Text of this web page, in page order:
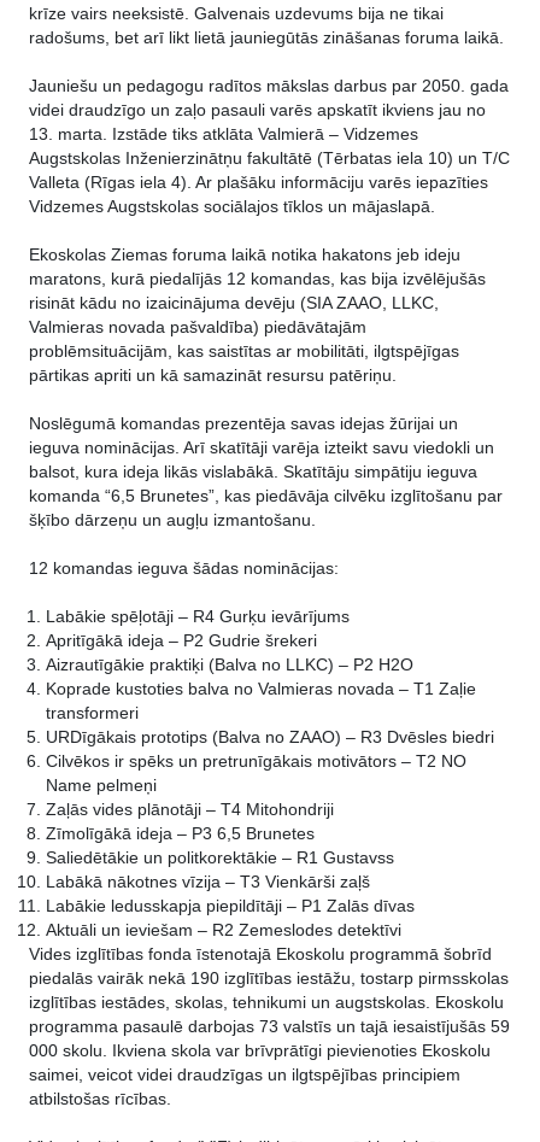
krīze vairs neeksistē. Galvenais uzdevums bija ne tikai
radošums, bet arī likt lietā jauniegūtās zināšanas foruma laikā.
Jauniešu un pedagogu radītos mākslas darbus par 2050. gada
videi draudzīgo un zaļo pasauli varēs apskatīt ikviens jau no
13. marta. Izstāde tiks atklāta Valmierā – Vidzemes
Augstskolas Inženierzinātņu fakultātē (Tērbatas iela 10) un T/C
Valleta (Rīgas iela 4). Ar plašāku informāciju varēs iepazīties
Vidzemes Augstskolas sociālajos tīklos un mājaslapā.
Ekoskolas Ziemas foruma laikā notika hakatons jeb ideju
maratons, kurā piedalījās 12 komandas, kas bija izvēlējušās
risināt kādu no izaicinājuma devēju (SIA ZAAO, LLKC,
Valmieras novada pašvaldība) piedāvātajām
problēmsituācijām, kas saistītas ar mobilitāti, ilgtspējīgas
pārtikas apriti un kā samazināt resursu patēriņu.
Noslēgumā komandas prezentēja savas idejas žūrijai un
ieguva nominācijas. Arī skatītāji varēja izteikt savu viedokli un
balsot, kura ideja likās vislabākā. Skatītāju simpātiju ieguva
komanda “6,5 Brunetes”, kas piedāvāja cilvēku izglītošanu par
šķībo dārzeņu un augļu izmantošanu.
12 komandas ieguva šādas nominācijas:
Labākie spēļotāji – R4 Gurķu ievārījums
Apritīgākā ideja – P2 Gudrie šrekeri
Aizrautīgākie praktiķi (Balva no LLKC) – P2 H2O
Koprade kustoties balva no Valmieras novada – T1 Zaļie
transformeri
URDīgākais prototips (Balva no ZAAO) – R3 Dvēsles biedri
Cilvēkos ir spēks un pretrunīgākais motivātors – T2 NO
Name pelmeņi
Zaļās vides plānotāji – T4 Mitohondriji
Zīmolīgākā ideja – P3 6,5 Brunetes
Saliedētākie un politkorektākie – R1 Gustavss
Labākā nākotnes vīzija – T3 Vienkārši zaļš
Labākie ledusskapja piepildītāji – P1 Zalās dīvas
Aktuāli un ieviešam – R2 Zemeslodes detektīvi
Vides izglītības fonda īstenotajā Ekoskolu programmā šobrīd
piedalās vairāk nekā 190 izglītības iestāžu, tostarp pirmsskolas
izglītības iestādes, skolas, tehnikumi un augstskolas. Ekoskolu
programma pasaulē darbojas 73 valstīs un tajā iesaistījušās 59
000 skolu. Ikviena skola var brīvprātīgi pievienoties Ekoskolu
saimei, veicot videi draudzīgas un ilgtspējības principiem
atbilstošas rīcības.